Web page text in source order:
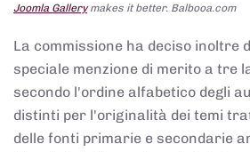
Joomla Gallerymakes it better. Balbooa.com
La commissione ha deciso inoltre
speciale menzione di merito a tre
secondo l'ordine alfabetico degli
distinti per l'originalità dei temi
delle fonti primarie e secondarie